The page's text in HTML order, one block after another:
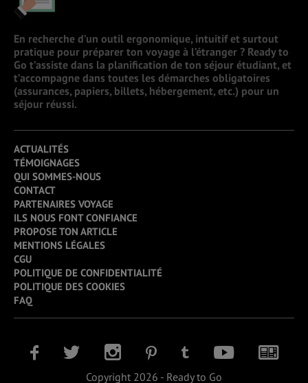
En recherche d’un outil ergonomique, intuitif et surtout
pratique pour préparer ton voyage à l’étranger ? Ready to
Go t’assiste dans la planification de ton séjour étudiant, et
t’accompagne dans toutes les démarches obligatoires
(assurances, papiers, billets, hébergement, etc.) pour un
séjour réussi.
ACTUALITÉS
TÉMOIGNAGES
QUI SOMMES-NOUS
CONTACT
PARTENAIRES VOYAGE
ILS NOUS FONT CONFIANCE
PROPOSE TON ARTICLE
MENTIONS LÉGALES
CGU
POLITIQUE DE CONFIDENTIALITÉ
POLITIQUE DES COOKIES
FAQ
Copyright 2026 - Ready to Go